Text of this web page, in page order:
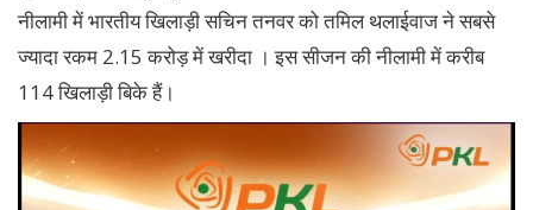
नीलामी में भारतीय खिलाड़ी सचिन तनवर को तमिल थलाईवाज ने सबसे
ज्यादा रकम 2.15 करोड़ में खरीदा । इस सीजन की नीलामी में करीब
114 खिलाड़ी बिके हैं।